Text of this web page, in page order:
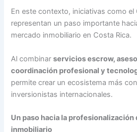
En este contexto, iniciativas como el
representan un paso importante
mercado inmobiliario en Costa Rica.
Al combinarservicios escrow,
coordinación profesional y
permite crear un ecosistema más
inversionistas internacionales.
Un paso hacia la
inmobiliario